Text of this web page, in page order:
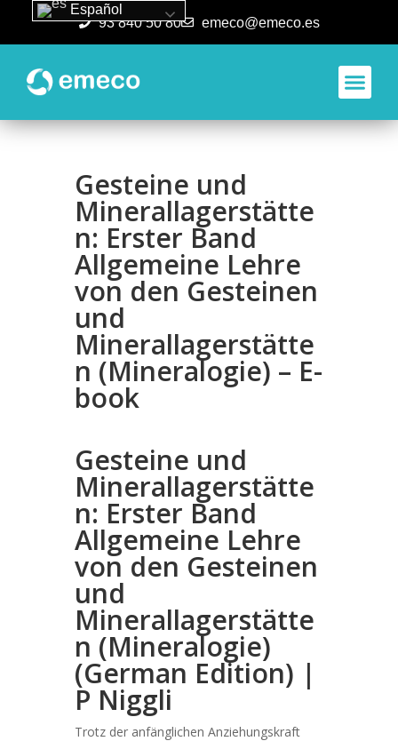
93 840 50 80 emeco@emeco.es
Gesteine und
Minerallagerstätte
n: Erster Band
Allgemeine Lehre
von den Gesteinen
und
Minerallagerstätte
n (Mineralogie) – E-
book
Gesteine und
Minerallagerstätte
n: Erster Band
Allgemeine Lehre
von den Gesteinen
und
Minerallagerstätte
n (Mineralogie)
(German Edition) |
P Niggli
Trotz der anfänglichen Anziehungskraft
Español